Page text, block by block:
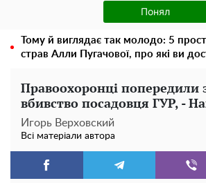
Понял
Гола Олена Тополя у цікавих позах
щелепи: злив відео – було лише
Тому й виглядає так молодо: 5
страв Алли Пугачової, про які ви
Правоохоронці попередили
вбивство посадовця ГУР, -
Игорь Верховский
Всі матеріали автора